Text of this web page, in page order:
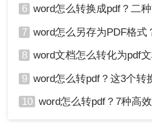
6 word怎么转换成pdf？二
7 word怎么另存为PDF格式？
8 word文档怎么转化为pdf文档？3 种实用转
9 word怎么转pdf？这3个转
10 word怎么转pdf？7种高